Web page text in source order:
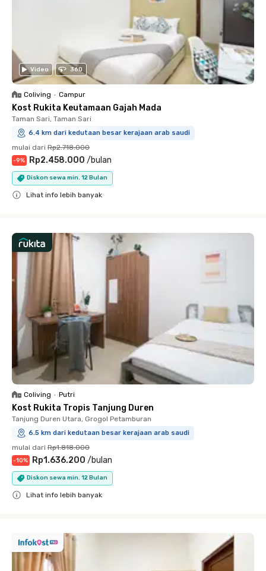
Video 360
Coliving • Campur
Kost Rukita Keutamaan Gajah Mada
Taman Sari, Taman Sari
6.4 km dari kedutaan besar kerajaan arab saudi
mulai dari Rp2.718.000
-9% Rp2.458.000 /bulan
Diskon sewa min. 12 Bulan
Lihat info lebih banyak
Coliving • Putri
Kost Rukita Tropis Tanjung Duren
Tanjung Duren Utara, Grogol Petamburan
6.5 km dari kedutaan besar kerajaan arab saudi
mulai dari Rp1.818.000
-10% Rp1.636.200 /bulan
Diskon sewa min. 12 Bulan
Lihat info lebih banyak